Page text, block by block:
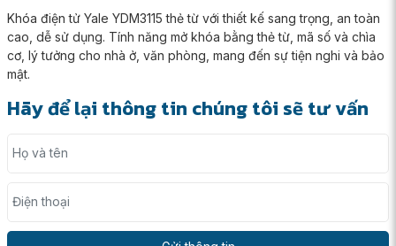
Khóa điện tử Yale YDM3115 thẻ từ với thiết kế sang trọng, an toàn
cao, dễ sử dụng. Tính năng mở khóa bằng thẻ từ, mã số và chìa
cơ, lý tưởng cho nhà ở, văn phòng, mang đến sự tiện nghi và bảo
mật.
Hãy để lại thông tin chúng tôi sẽ tư vấn
Họ và tên
Điện thoại